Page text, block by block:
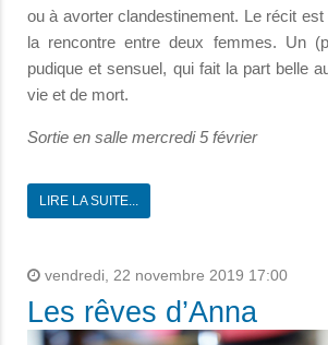
ou à avorter clandestinement. Le récit
la rencontre entre deux femmes. Un
pudique et sensuel, qui fait la part belle
vie et de mort.
Sortie en salle mercredi 5 février
LIRE LA SUITE...
vendredi, 22 novembre 2019 17:00
Les rêves d’Anna